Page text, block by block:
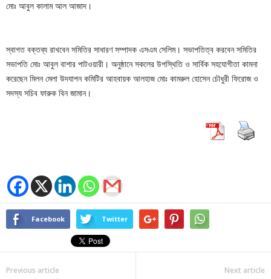
মোঃ আবুল কালাম আল আজাদ।
স্বাগত বক্তব্য রাখবেন সমিতির সাধারণ সম্পাদক এসএম সেলিম। সভাপতিত্ব করবেন সমিতির
সভাপতি মোঃ আবুল বাশার পাটওয়ারী। অনুষ্ঠানে সকলের উপস্থিতি ও সার্বিক সহযোগীতা কামনা
করেছেন মিলন মেলা উদযাপন কমিটির আহবায়ক আলহাজ মোঃ কামরুল হোসেন চৌধুরী ফিরোজ ও
সদস্য সচিব ফারুক বিন জামান।
Facebook Twitter
Previous article Next article